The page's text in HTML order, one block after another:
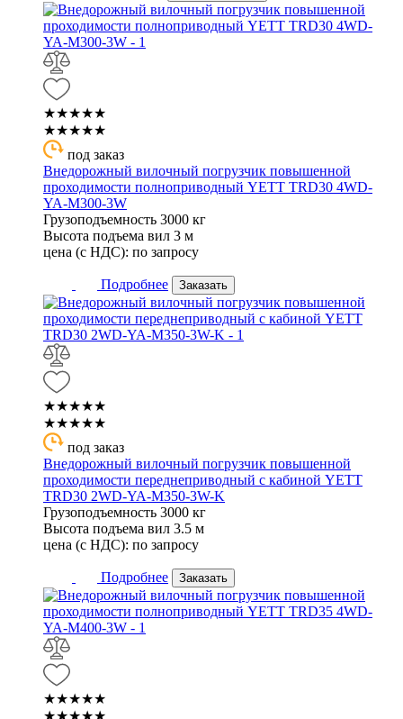
★★★★★
★★★★★
под заказ
Внедорожный вилочный погрузчик повышенной
проходимости полноприводный YETT TRD30 4WD-
YA-M300-3W
Грузоподъемность 3000 кг
Высота подъема вил 3 м
цена (с НДС): по запросу
Подробнее Заказать
★★★★★
★★★★★
под заказ
Внедорожный вилочный погрузчик повышенной
проходимости переднеприводный с кабиной YETT
TRD30 2WD-YA-M350-3W-K
Грузоподъемность 3000 кг
Высота подъема вил 3.5 м
цена (с НДС): по запросу
Подробнее Заказать
★★★★★
★★★★★